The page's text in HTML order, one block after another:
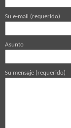
Su e-mail (requerido)
Asunto
Su mensaje (requerido)